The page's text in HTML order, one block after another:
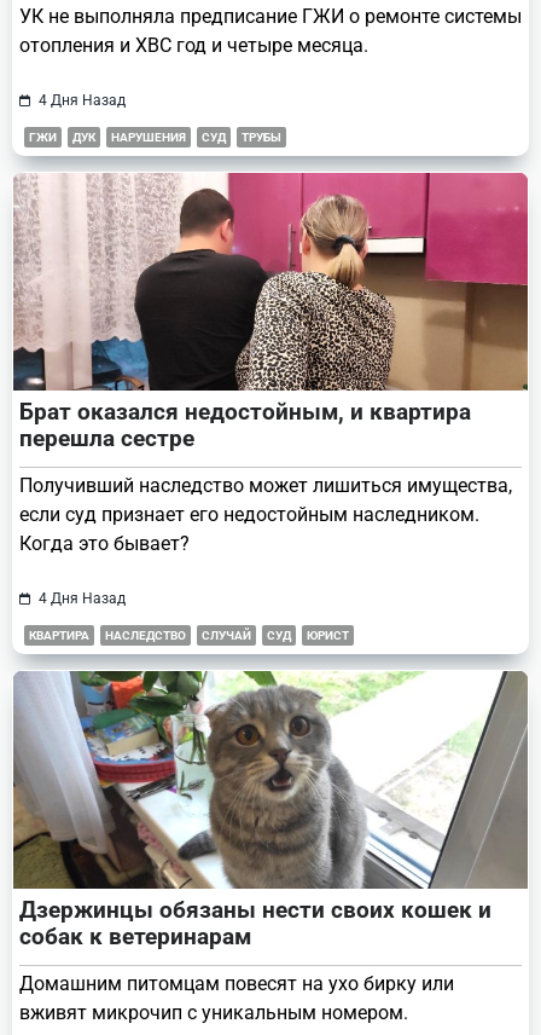
УК не выполняла предписание ГЖИ о ремонте системы
отопления и ХВС год и четыре месяца.
4 Дня Назад
ГЖИ ДУК НАРУШЕНИЯ СУД ТРУБЫ
Брат оказался недостойным, и квартира
перешла сестре
Получивший наследство может лишиться имущества,
если суд признает его недостойным наследником.
Когда это бывает?
4 Дня Назад
КВАРТИРА НАСЛЕДСТВО СЛУЧАЙ СУД ЮРИСТ
Дзержинцы обязаны нести своих кошек и
собак к ветеринарам
Домашним питомцам повесят на ухо бирку или
вживят микрочип с уникальным номером.